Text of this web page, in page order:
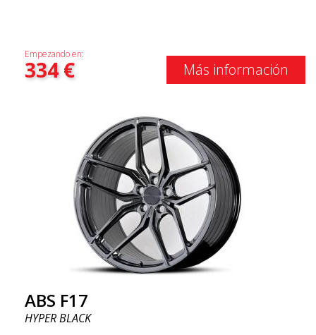
Empezando en:
334€ Más información
ABS F17
HYPER BLACK